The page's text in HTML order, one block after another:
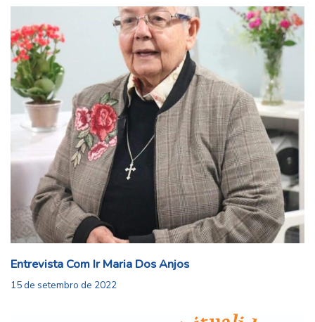
Entrevista Com Ir Maria Dos Anjos
15 de setembro de 2022